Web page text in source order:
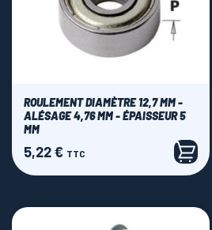
ROULEMENT DIAMÈTRE 12,7 MM -
ALÉSAGE 4,76 MM - ÉPAISSEUR 5
MM
Prix
5,22 € TTC